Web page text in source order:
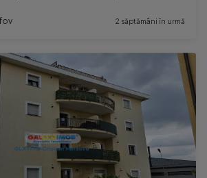
2 săptămâni în urmă